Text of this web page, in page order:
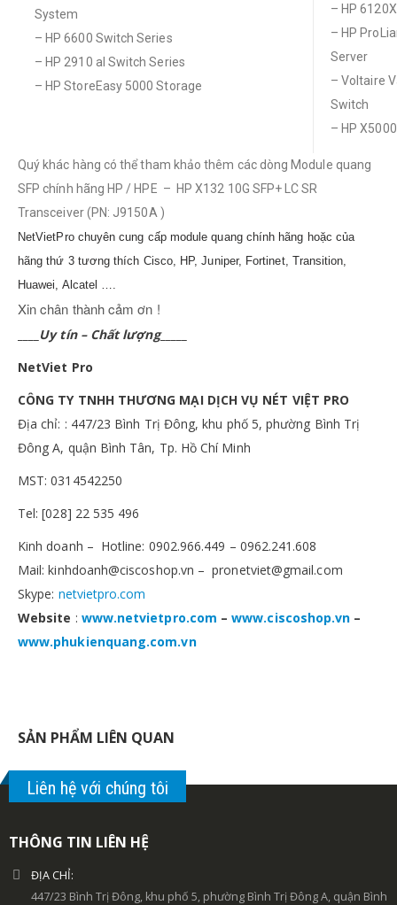
System
– HP 6600 Switch Series
– HP 2910 al Switch Series
– HP StoreEasy 5000 Storage
– HP
– HP
Server
– Voltaire
Switch
– HP
Quý khác hàng có thể tham khảo thêm các dòng Module quang
SFP chính hãng HP / HPE – HP X132 10G SFP+ LC SR
Transceiver (PN: J9150A )
NetVietPro chuyên cung cấp module quang chính hãng hoặc của
hãng thứ 3 tương thích Cisco, HP, Juniper, Fortinet, Transition,
Huawei, Alcatel ….
Xin chân thành cảm ơn !
Uy tín – Chất lượng_____
NetViet Pro
CÔNG TY TNHH THƯƠNG MẠI DỊCH VỤ NÉT VIỆT PRO
Địa chỉ: : 447/23 Bình Trị Đông, khu phố 5, phường Bình Trị
Đông A, quận Bình Tân, Tp. Hồ Chí Minh
MST: 0314542250
Tel: [028] 22 535 496
Kinh doanh – Hotline: 0902.966.449 – 0962.241.608
Mail:kinhdoanh@ciscoshop.vn –pronetviet@gmail.com
Skype: netvietpro.com
Website : www.netvietpro.com –www.ciscoshop.vn –
www.phukienquang.com.vn
SẢN PHẨM LIÊN QUAN
Liên hệ với chúng tôi
THÔNG TIN LIÊN HỆ
ĐỊA CHỈ:
447/23 Bình Trị Đông, khu phố 5, phường Bình Trị Đông A, quận Bình